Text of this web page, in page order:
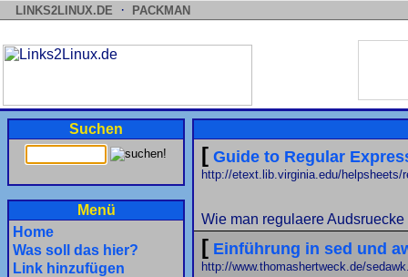
LINKS2LINUX.DE · PACKMAN
Suchen
Menü
Home
Was soll das hier?
Link hinzufügen
[ Guide to Regular
http://etext.lib.virginia.edu/helpsheets/
Wie man regulaere Audsruecke
[ Einführung in sed und
http://www.thomashertweck.de/